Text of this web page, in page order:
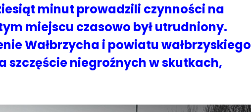
minut prowadzili czynności na
miejscu czasowo był utrudniony.
Wałbrzycha i powiatu wałbrzyskiego
szczęście niegroźnych w skutkach,